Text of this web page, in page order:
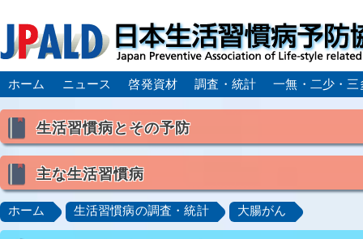
ホーム ニュース 啓発資材 調査・統計 一無・二少・三
生活習慣病とその予防
喫煙
食生活
主な生活習慣病
高血圧 脂質異常症（高脂血症） 糖尿病
肥満症／メタボリックシンドローム
動脈硬化
心
ホーム 生活習慣病の調査・統計 大腸がん